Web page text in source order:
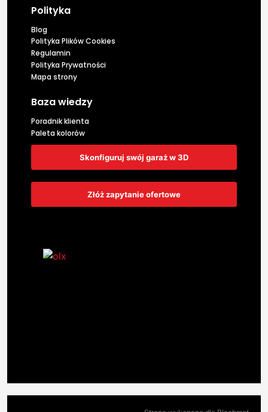
Polityka
Blog
Polityka Plików Cookies
Regulamin
Polityka Prywatności
Mapa strony
Baza wiedzy
Poradnik klienta
Paleta kolorów
Skonfiguruj swój garaż w 3D
Złóż zapytanie ofertowe